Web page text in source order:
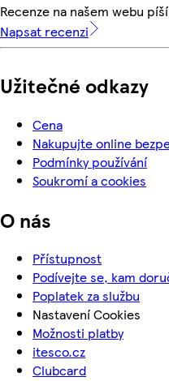
Recenze na našem webu
Napsat recenzi
Užitečné odkazy
Cena
Nakupujte online
Podmínky používání
Soukromí a cookies
O nás
Přístupnost
Podívejte se, kam
Poplatek za službu
Nastavení Cookies
Možnosti platby
itesco.cz
Clubcard